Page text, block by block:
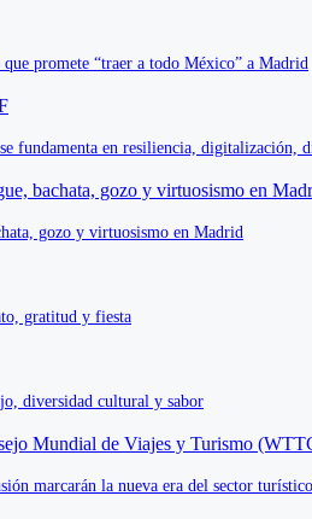
promete “traer a todo México” a Madrid
fundamenta en resiliencia,
gozo y virtuosismo en Madrid
gratitud y fiesta
diversidad cultural y sabor
marcarán la nueva era del sector